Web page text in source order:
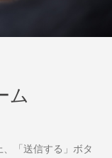
ム
「送信する」ボタ